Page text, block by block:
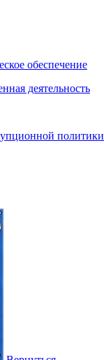
обеспечение
деятельность
политики